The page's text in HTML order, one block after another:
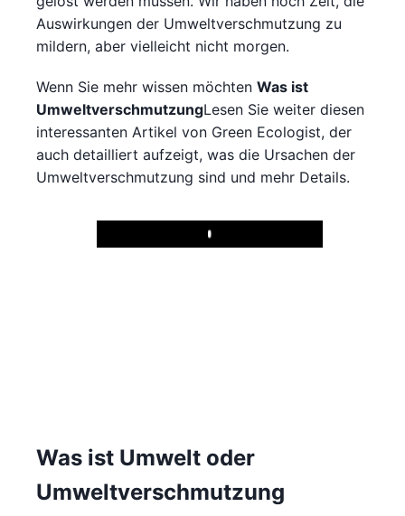
Auswirkungen der Umweltverschmutzung zu
mildern, aber vielleicht nicht morgen.
Wenn Sie mehr wissen möchten Was ist
UmweltverschmutzungLesen Sie weiter diesen
interessanten Artikel von Green Ecologist, der
auch detailliert aufzeigt, was die Ursachen der
Umweltverschmutzung sind und mehr Details.
Play
Was ist Umwelt oder
Umweltverschmutzung